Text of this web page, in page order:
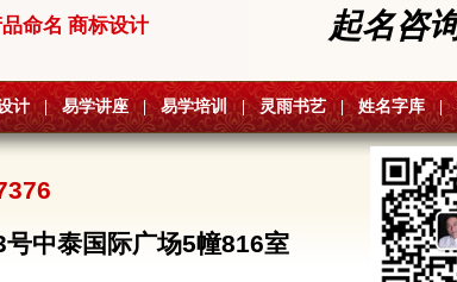
命名 商标设计 起名咨
计 | 易学讲座 | 易学培训 | 灵雨书艺 | 姓名字库 |
中泰国际广场5幢816室